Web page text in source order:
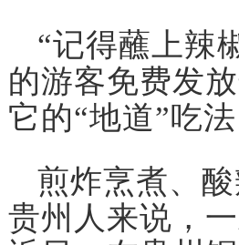
“记得蘸上辣
的游客免费发
它的“地道”吃法
煎炸烹煮、
贵州人来说，